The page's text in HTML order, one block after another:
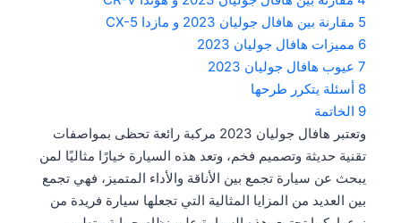
5 مقارنة بين هافال جوليان 2023 و مازدا CX-5
6 مميزات هافال جوليان 2023
7 عيوب هافال جوليان 2023
8 أسئلة يتكرر طرحها
9 الخاتمة
وتعتبر هافال جوليان 2023 مركبة رائعة تحظى بمواصفات
تقنية حديثة وتصميم فخم، وتعد هذه السيارة خيارًا مثاليًا لمن
يبحث عن سيارة تجمع بين الأناقة والأداء المتميز، فهي تجمع
بين العديد من المزايا المثالية التي تجعلها سيارة فريدة من